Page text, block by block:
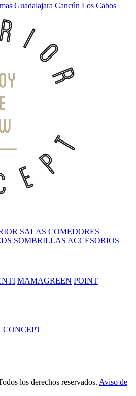
Guadalajara Cancún Los Cabos
SALAS COMEDORES
SOMBRILLAS ACCESORIOS
MAMAGREEN POINT
los derechos reservados. Aviso de